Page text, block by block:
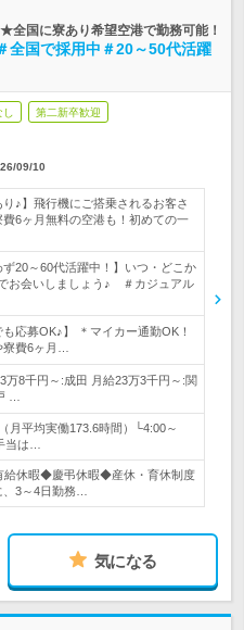
全国に寮あり希望空港で勤務可能！
全国で採用中＃20～50代活躍
し 第二新卒歓迎
09/10
り♪】飛行機にご搭乗されるお客さ
6ヶ月無料の空港も！初めての一
ず20～60代活躍中！】いつ・どこか
お会いしましょう♪ ＃カジュアル
応募OK♪】 ＊マイカー通勤OK！
費6ヶ月…
万8千円～:成田 月給23万3千円～:関
…
月平均実働173.6時間）└4:00～
当は…
休暇◆慶弔休暇◆産休・育休制度
3～4日勤務…
気になる